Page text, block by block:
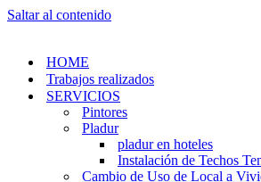
Saltar al contenido
HOME
Trabajos realizados
SERVICIOS
Pintores
Pladur
pladur en hoteles
Instalación de Techos
Cambio de Uso de Local a